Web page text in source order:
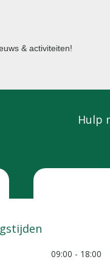
& activiteiten!
Hulp
09:00 - 18:00